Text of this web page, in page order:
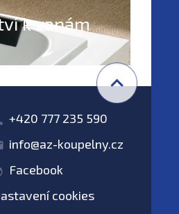
k vanám
+420 777 235 590
info@az-koupelny.cz
Facebook
cookies